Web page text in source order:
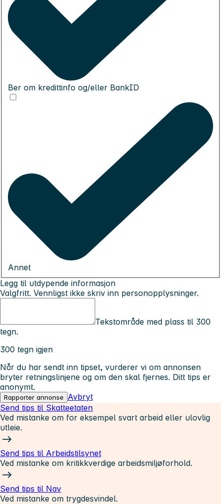
Ber om kredittinfo og/eller BankID
Annet
Legg til utdypende informasjon
Valgfritt. Vennligst ikke skriv inn personopplysninger.
Tekstområde med plass til 300
tegn.
300 tegn igjen
Når du har sendt inn tipset, vurderer vi om annonsen
bryter retningslinjene og om den skal fjernes. Ditt tips er
anonymt.
Rapporter annonse
Avbryt
Send tips til Skatteetaten
Ved mistanke om for eksempel svart arbeid eller ulovlig
utleie.
Send tips til Arbeidstilsynet
Ved mistanke om kritikkverdige arbeidsmiljøforhold.
Send tips til Nav
Ved mistanke om trygdesvindel.